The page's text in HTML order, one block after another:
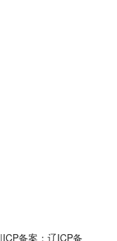
|ICP备案：辽ICP备